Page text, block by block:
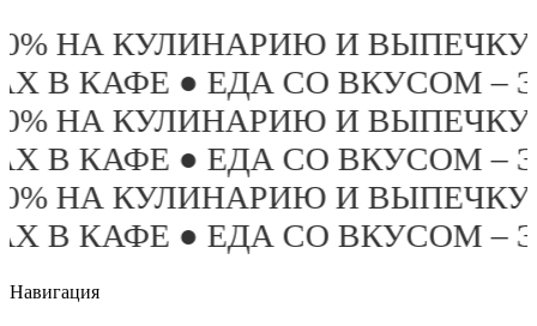
НА КУЛИНАРИЮ И
В КАФЕ ● ЕДА СО ВКУСОМ
НА КУЛИНАРИЮ И
В КАФЕ ● ЕДА СО ВКУСОМ
НА КУЛИНАРИЮ И
В КАФЕ ● ЕДА СО ВКУСОМ
Навигация